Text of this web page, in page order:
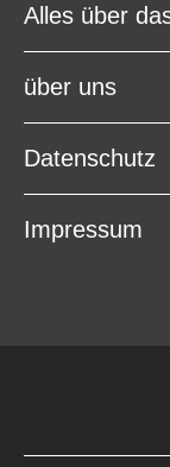
Alles über
über uns
Datenschutz
Impressum